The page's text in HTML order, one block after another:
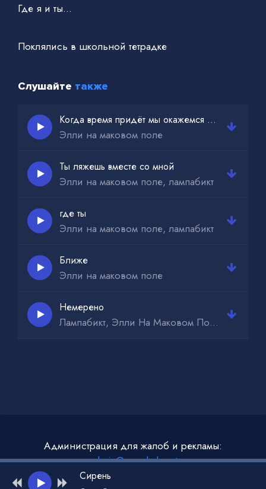
Где я и ты…
Поклялись в школьной тетрадке
Слушайте также
Когда время придёт мы окажемся рядом
Элли на маковом поле
Ты ляжешь вместе со мной
Элли на маковом поле, лампабикт
где ты
Элли на маковом поле, лампабикт
Ближе
Элли на маковом поле
Немерено
Лампабикт, Элли На Маковом Поле
Администрация для жалоб и рекламы:
admin@muzdark.net
Сирень